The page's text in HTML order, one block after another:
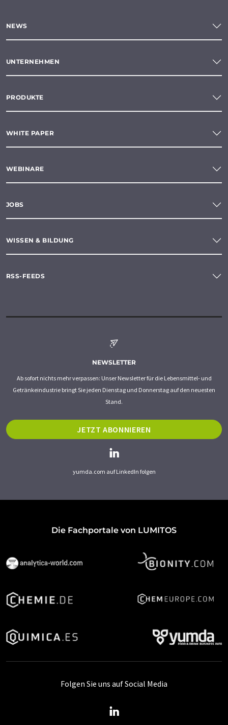
NEWS
UNTERNEHMEN
PRODUKTE
WHITE PAPER
WEBINARE
JOBS
WISSEN & BILDUNG
RSS-FEEDS
NEWSLETTER
Ab sofort nichts mehr verpassen: Unser Newsletter für die Lebensmittel- und
Getränkeindustrie bringt Sie jeden Dienstag und Donnerstag auf den neuesten
Stand.
JETZT ABONNIEREN
yumda.com auf LinkedIn folgen
Die Fachportale von LUMITOS
Folgen Sie uns auf Social Media